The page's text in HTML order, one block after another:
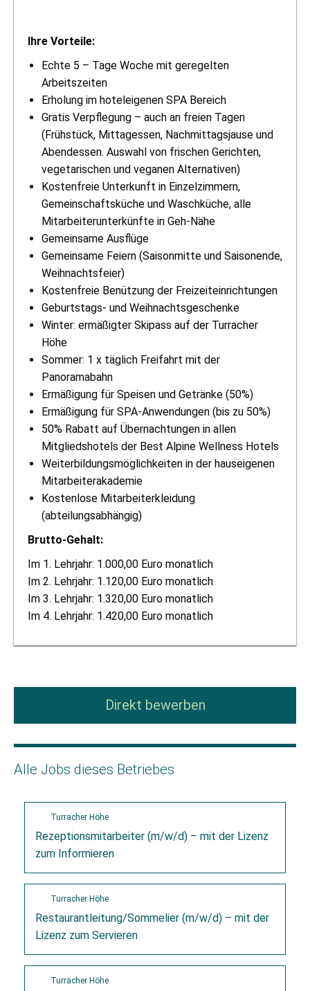
Ihre Vorteile:
Echte 5 – Tage Woche mit geregelten
Arbeitszeiten
Erholung im hoteleigenen SPA Bereich
Gratis Verpflegung – auch an freien Tagen
(Frühstück, Mittagessen, Nachmittagsjause und
Abendessen. Auswahl von frischen Gerichten,
vegetarischen und veganen Alternativen)
Kostenfreie Unterkunft in Einzelzimmern,
Gemeinschaftsküche und Waschküche, alle
Mitarbeiterunterkünfte in Geh-Nähe
Gemeinsame Ausflüge
Gemeinsame Feiern (Saisonmitte und Saisonende,
Weihnachtsfeier)
Kostenfreie Benützung der Freizeiteinrichtungen
Geburtstags- und Weihnachtsgeschenke
Winter: ermäßigter Skipass auf der Turracher
Höhe
Sommer: 1 x täglich Freifahrt mit der
Panoramabahn
Ermäßigung für Speisen und Getränke (50%)
Ermäßigung für SPA-Anwendungen (bis zu 50%)
50% Rabatt auf Übernachtungen in allen
Mitgliedshotels der Best Alpine Wellness Hotels
Weiterbildungsmöglichkeiten in der hauseigenen
Mitarbeiterakademie
Kostenlose Mitarbeiterkleidung
(abteilungsabhängig)
Brutto-Gehalt:
Im 1. Lehrjahr: 1.000,00 Euro monatlich
Im 2. Lehrjahr: 1.120,00 Euro monatlich
Im 3. Lehrjahr: 1.320,00 Euro monatlich
Im 4. Lehrjahr: 1.420,00 Euro monatlich
Direkt bewerben
Alle Jobs dieses Betriebes
Turracher Höhe
Rezeptionsmitarbeiter (m/w/d) – mit der Lizenz
zum Informieren
Turracher Höhe
Restaurantleitung/Sommelier (m/w/d) – mit der
Lizenz zum Servieren
Turracher Höhe